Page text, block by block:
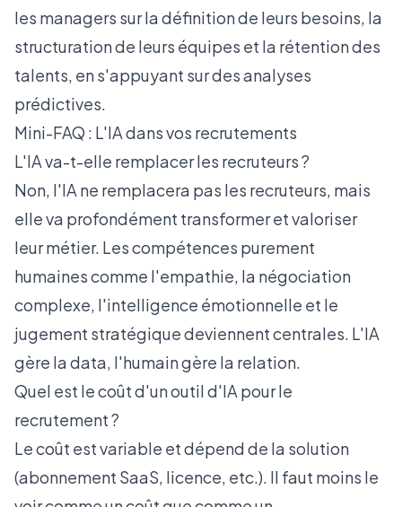
les managers sur la définition de leurs besoins, la
structuration de leurs équipes et la rétention des
talents, en s'appuyant sur des analyses
prédictives.
Mini-FAQ : L'IA dans vos recrutements
L'IA va-t-elle remplacer les recruteurs ?
Non, l'IA ne remplacera pas les recruteurs, mais
elle va profondément transformer et valoriser
leur métier. Les compétences purement
humaines comme l'empathie, la négociation
complexe, l'intelligence émotionnelle et le
jugement stratégique deviennent centrales. L'IA
gère la data, l'humain gère la relation.
Quel est le coût d'un outil d'IA pour le
recrutement ?
Le coût est variable et dépend de la solution
(abonnement SaaS, licence, etc.). Il faut moins le